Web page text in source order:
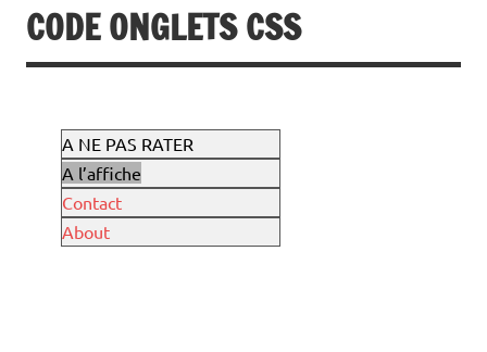
CODE ONGLETS CSS
A NE PAS RATER
A l’affiche
Contact
About